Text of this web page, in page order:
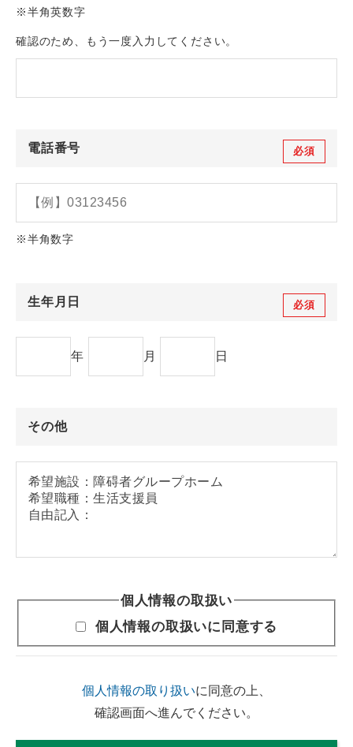
※半角英数字
確認のため、もう一度入力してください。
電話番号 必須
※半角数字
生年月日 必須
年 月 日
その他
個人情報の取扱い
個人情報の取扱いに同意する
個人情報の取り扱いに同意の上、
確認画面へ進んでください。